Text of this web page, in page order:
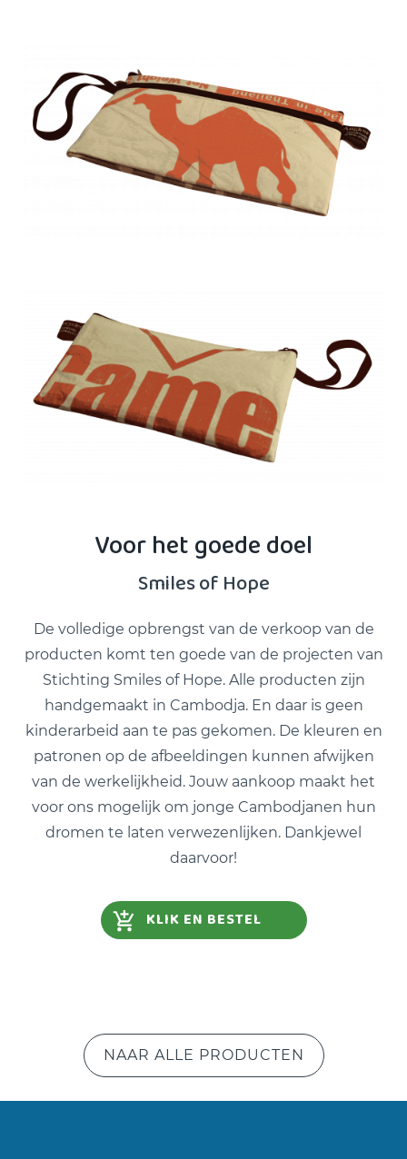
Voor het goede doel
Smiles of Hope
De volledige opbrengst van de verkoop van de
producten komt ten goede van de projecten van
Stichting Smiles of Hope. Alle producten zijn
handgemaakt in Cambodja. En daar is geen
kinderarbeid aan te pas gekomen. De kleuren en
patronen op de afbeeldingen kunnen afwijken
van de werkelijkheid. Jouw aankoop maakt het
voor ons mogelijk om jonge Cambodjanen hun
dromen te laten verwezenlijken. Dankjewel
daarvoor!
KLIK EN BESTEL
NAAR ALLE PRODUCTEN